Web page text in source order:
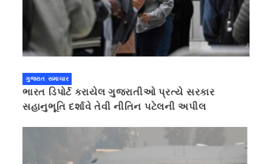
ગુજરાત સમાચાર
ભારત ડિપોર્ટ કરાયેલ ગુજરાતીઓ પ્રત્યે સરકાર
સહાનુભૂતિ દર્શાવે તેવી નીતિન પટેલની અપીલ